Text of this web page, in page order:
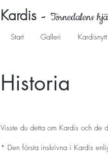
Kardis - Tornedalens
Start Galleri Kardisnytt
Historia
Visste du detta om Kardis och de
* Den första inskrivna i Kardis